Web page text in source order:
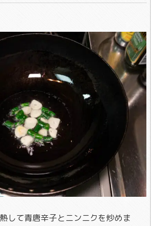
して青唐辛子とニンニクを炒めま